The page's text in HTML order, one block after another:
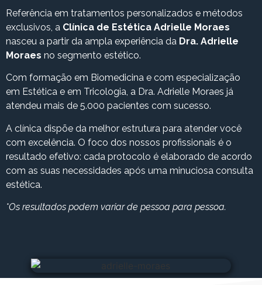
Referência em tratamentos personalizados e métodos
exclusivos, a Clínica de Estética Adrielle Moraes
nasceu a partir da ampla experiência da Dra. Adrielle
Moraes no segmento estético.
Com formação em Biomedicina e com especialização
em Estética e em Tricologia, a Dra. Adrielle Moraes já
atendeu mais de 5.000 pacientes com sucesso.
A clínica dispõe da melhor estrutura para atender você
com excelência. O foco dos nossos profissionais é o
resultado efetivo: cada protocolo é elaborado de acordo
com as suas necessidades após uma minuciosa consulta
estética.
*Os resultados podem variar de pessoa para pessoa.